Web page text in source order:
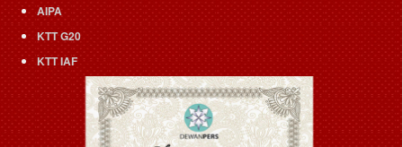
AIPA
KTT G20
KTT IAF